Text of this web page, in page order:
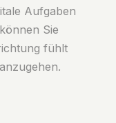
Aufgaben
Sie
fühlt